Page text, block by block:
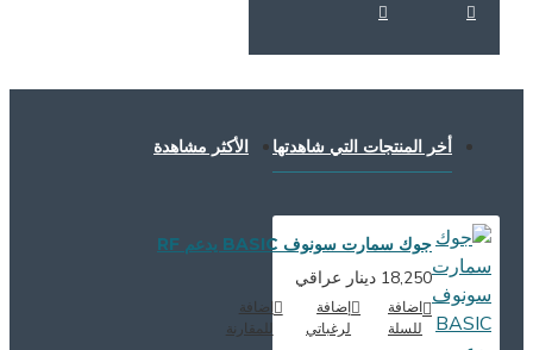
أخر المنتجات التي شاهدتها الأكثر مشاهدة
جوك سمارت سونوف BASIC يدعم RF
18,250 دينار عراقي
اضافة
للسلة
إضافة
لرغباتي
اضافة
للمقارنة